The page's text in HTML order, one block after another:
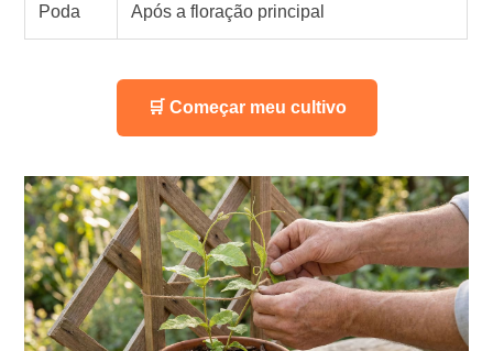
Poda Após a floração principal
🛒 Começar meu cultivo